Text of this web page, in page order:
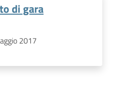
di gara
2017